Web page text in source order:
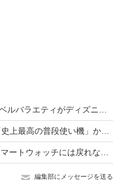
編集部にメッセージを送る